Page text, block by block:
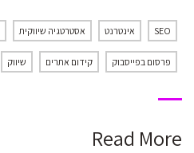
SEO אינטרנט אסטרטגיה שיווקית
פרסום בפייסבוק קידום אתרים שיווק
Read More